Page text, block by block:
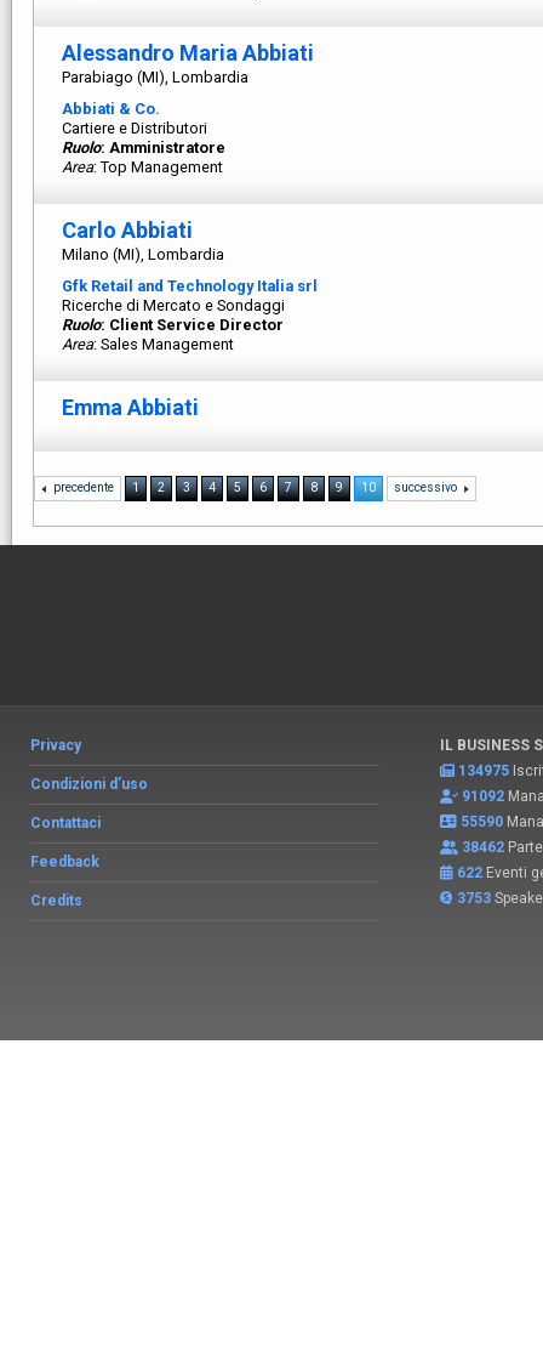
Alessandro Maria Abbiati
Parabiago (MI), Lombardia
Abbiati & Co.
Cartiere e Distributori
Ruolo: Amministratore
Area: Top Management
Carlo Abbiati
Milano (MI), Lombardia
Gfk Retail and Technology Italia srl
Ricerche di Mercato e Sondaggi
Ruolo: Client Service Director
Area: Sales Management
Emma Abbiati
precedente 1 2 3 4 5 6 7 8 9 10 successivo
Privacy
Condizioni d’uso
Contattaci
Feedback
Credits
IL BUSINESS
134975
91092
55590
38462
622 Eventi
3753